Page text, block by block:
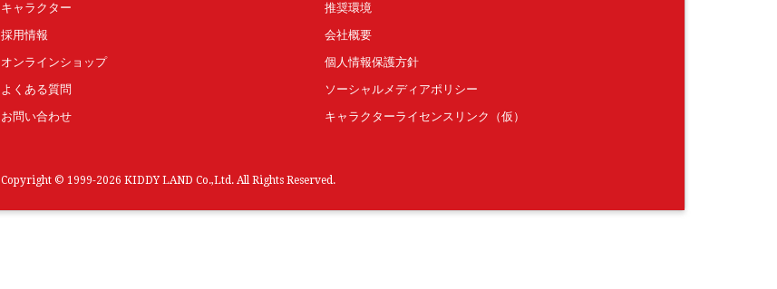
キャラクター
採用情報
オンラインショップ
よくある質問
お問い合わせ
推奨環境
会社概要
個人情報保護方針
ソーシャルメディアポリシー
キャラクターライセンスリンク（仮）
Copyright © 1999-2026 KIDDY LAND Co.,Ltd. All Rights Reserved.